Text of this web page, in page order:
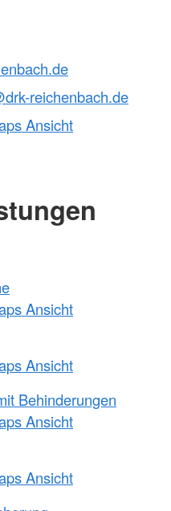
reichenbach.de
Ansicht
Ansicht
Ansicht
Behinderungen
Ansicht
Ansicht